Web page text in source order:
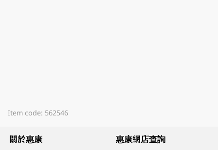
Item code: 562546
關於惠康 惠康網店查詢